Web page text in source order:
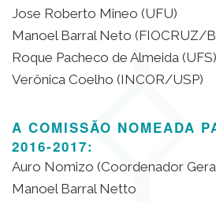
Jose Roberto Mineo (UFU)
Manoel Barral Neto (FIOCRUZ/
Roque Pacheco de Almeida (UFS)
Verônica Coelho (INCOR/USP)
A COMISSÃO NOMEADA
2016-2017:
Auro Nomizo (Coordenador
Manoel Barral Netto